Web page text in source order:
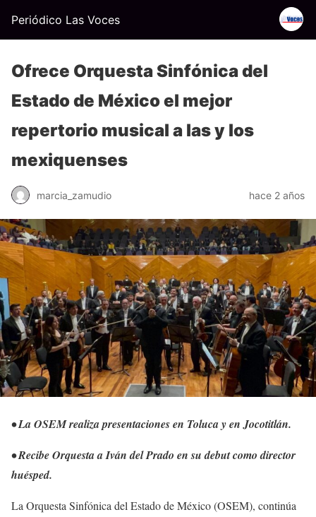
Periódico Las Voces
Ofrece Orquesta Sinfónica del
Estado de México el mejor
repertorio musical a las y los
mexiquenses
marcia_zamudio hace 2 años
• La OSEM realiza presentaciones en Toluca y en Jocotitlán.
• Recibe Orquesta a Iván del Prado en su debut como director
huésped.
La Orquesta Sinfónica del Estado de México (OSEM), continúa